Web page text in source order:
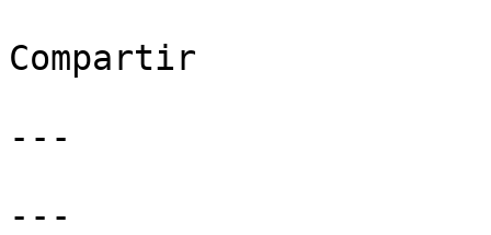
Compartir
---
---